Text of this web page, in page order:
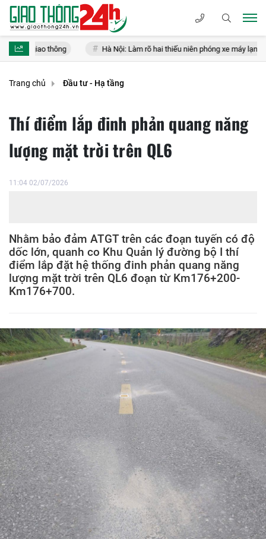
thông Hà Nội: Làm rõ hai thiếu niên phóng xe máy lạng lách, đánh
Trang chủ Đầu tư - Hạ tầng
Thí điểm lắp đinh phản quang năng
lượng mặt trời trên QL6
11:04 02/07/2026
Nhằm bảo đảm ATGT trên các đoạn tuyến có độ
dốc lớn, quanh co Khu Quản lý đường bộ I thí
điểm lắp đặt hệ thống đinh phản quang năng
lượng mặt trời trên QL6 đoạn từ Km176+200-
Km176+700.